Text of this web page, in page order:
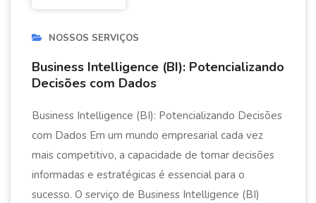
NOSSOS SERVIÇOS
Business Intelligence (BI): Potencializando
Decisões com Dados
Business Intelligence (BI): Potencializando Decisões
com Dados Em um mundo empresarial cada vez
mais competitivo, a capacidade de tomar decisões
informadas e estratégicas é essencial para o
sucesso. O serviço de Business Intelligence (BI)